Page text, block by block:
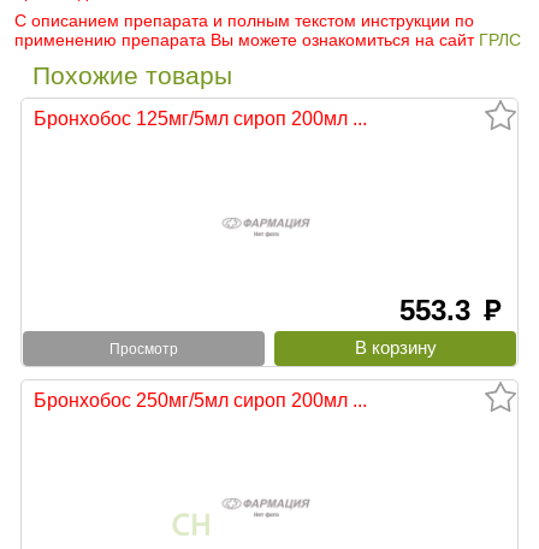
С описанием препарата и полным текстом инструкции по
применению препарата Вы можете ознакомиться на сайт ГРЛС
Похожие товары
Бронхобос 125мг/5мл сироп 200мл ...
553.3 руб
Просмотр
Бронхобос 250мг/5мл сироп 200мл ...